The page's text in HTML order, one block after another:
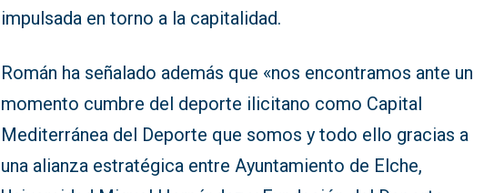
impulsada en torno a la capitalidad.
Román ha señalado además que «nos encontramos ante un
momento cumbre del deporte ilicitano como Capital
Mediterránea del Deporte que somos y todo ello gracias a
una alianza estratégica entre Ayuntamiento de Elche,